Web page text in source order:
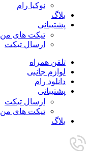
نوکیا رام
بلاگ
پشتیبانی
تیکت های من
ارسال تیکت
تلفن همراه
لوازم جانبی
دانلود رام
پشتیبانی
ارسال تیکت
تیکت های من
بلاگ